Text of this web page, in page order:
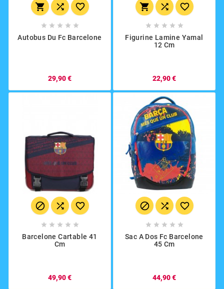
  
    
Autobus Du Fc Barcelone
29,90 €
  
    
Figurine Lamine Yamal
12 Cm
22,90 €
  
    
Barcelone Cartable 41
Cm
49,90 €
  
    
Sac A Dos Fc Barcelone
45 Cm
44,90 €